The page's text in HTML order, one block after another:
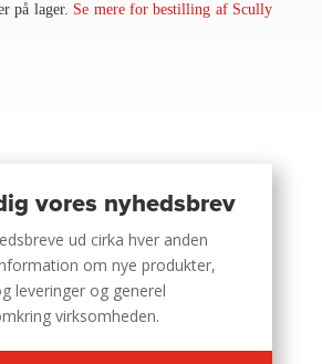
på lager. Se mere for bestilling af Scully
vores nyhedsbrev
ud cirka hver anden
om nye produkter,
leveringer og generel
virksomheden.